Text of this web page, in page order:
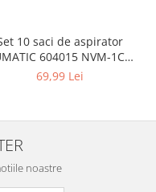
10 saci de aspirator
604015 NVM-1CH,
9L
69,99 Lei
noastre